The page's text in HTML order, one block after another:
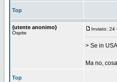
Top
{utente anonimo}
Ospite
Inviato: 24
> Se in
Ma no,
Top